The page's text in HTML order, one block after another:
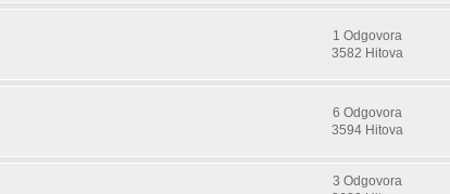
1 Odgovora
3582 Hitova
6 Odgovora
3594 Hitova
3 Odgovora